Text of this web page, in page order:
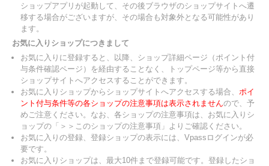
ショップアプリが起動して、その後ブラウザのショップサイトへ遷
移する場合がございますが、その場合も対象外となる可能性があり
ます。
お気に入りショップにつきまして
お気に入りに登録すると、以降、ショップ詳細ページ（ポイント付
与条件確認ページ）を経由することなく、トップページ等から直接
ショップサイトへアクセスすることができます。
お気に入りショップからショップサイトへアクセスする場合、 ポイ
ント付与条件等の各ショップの注意事項は表示されませんので、予
めご注意ください。なお、各ショップの注意事項は、お気に入りシ
ョップの「＞＞このショップの注意事項」よりご確認ください。
お気に入りの登録、登録ショップの表示には、Vpassログインが必
要です。
お気に入りショップは、最大10件まで登録可能です。登録したショ